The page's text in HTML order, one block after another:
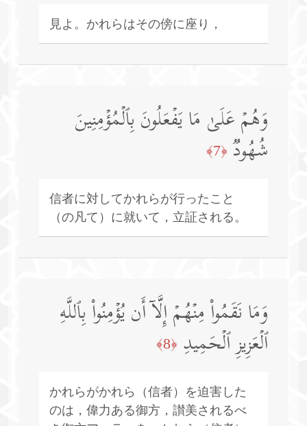
見よ。かれらはその傍に座り，
وَهُمۡ عَلَىٰ مَا یَفۡعَلُونَ بِٱلۡمُؤۡمِنِینَ
شُهُودࣱ ﴿7﴾
信者に対してかれらが行ったこと
（の凡て）に就いて，立証される。
وَمَا نَقَمُوا۟ مِنۡهُمۡ إِلَّاۤ أَن یُؤۡمِنُوا۟ بِٱللَّهِ
ٱلۡعَزِیزِ ٱلۡحَمِیدِ ﴿8﴾
かれらがかれら（信者）を迫害した
のは，偉力ある御方，讃美されるべ